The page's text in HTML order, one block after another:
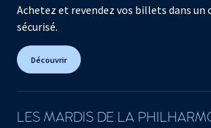
Achetez et revendez vos billets dans un
sécurisé.
Découvrir
LES MARDIS DE LA